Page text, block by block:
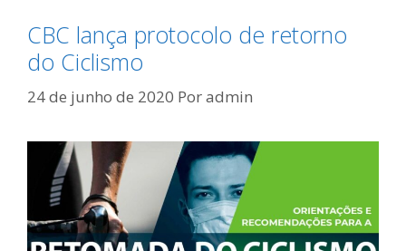
CBC lança protocolo de retorno
do Ciclismo
24 de junho de 2020 Poradmin